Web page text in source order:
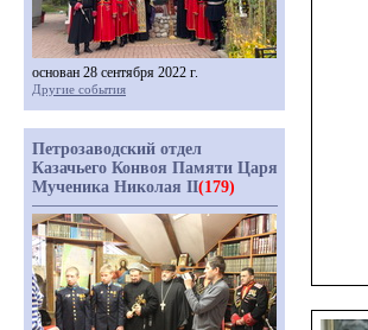
основан 28 сентября 2022 г.
Другие события
Петрозаводский отдел
Казачьего Конвоя Памяти Царя
Мученика Николая II(179)